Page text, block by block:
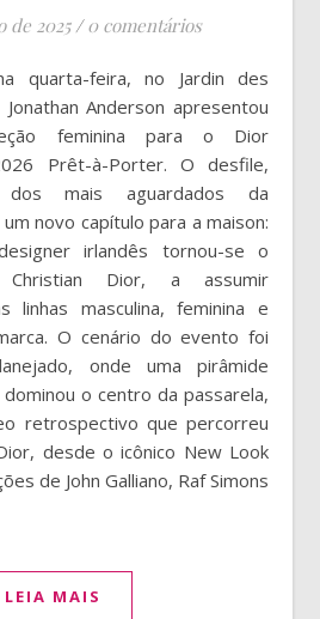
de 2025 / 0 comentários
Anderson apresentou
feminina para o Dior
Prêt-à-Porter. O desfile,
dos mais aguardados da
novo capítulo para a maison:
irlandês tornou-se o
Dior, a assumir
linhas masculina, feminina e
O cenário do evento foi
onde uma pirâmide
o centro da passarela,
retrospectivo que percorreu
desde o icônico New Look
de John Galliano, Raf Simons
LEIA MAIS